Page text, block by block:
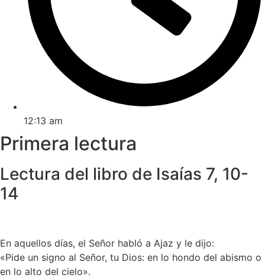
12:13 am
Primera lectura
Lectura del libro de Isaías 7, 10-
14
En aquellos días, el Señor habló a Ajaz y le dijo:
«Pide un signo al Señor, tu Dios: en lo hondo del abismo o
en lo alto del cielo».